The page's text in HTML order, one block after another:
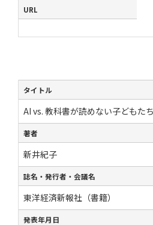
URL
タイトル
AI vs. 教科書が読めない子どもたち
著者
新井紀子
誌名・発行者・会議名
東洋経済新報社（書籍）
発表年月日